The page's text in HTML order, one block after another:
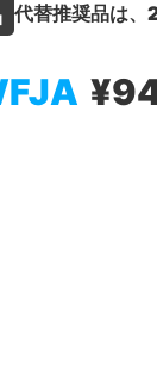
代替推奨品は、